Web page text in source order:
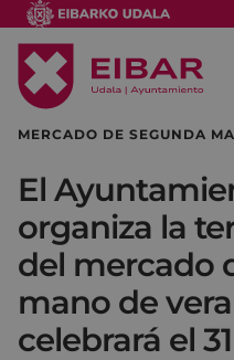
MERCADO DE SEGUNDA
El
organiza la
del mercado
mano de
celebrará el